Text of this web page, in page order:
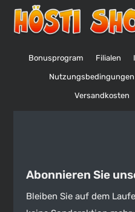
Bonusprogram Filialen
Nutzungsbedingungen
Versandkosten
Abonnieren Sie
Bleiben Sie auf dem